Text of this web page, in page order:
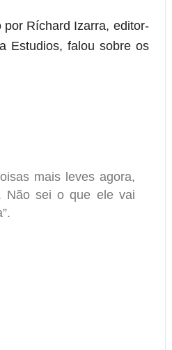
por Ríchard Izarra, editor-
Estudios, falou sobre os
mais leves agora,
Não sei o que ele vai